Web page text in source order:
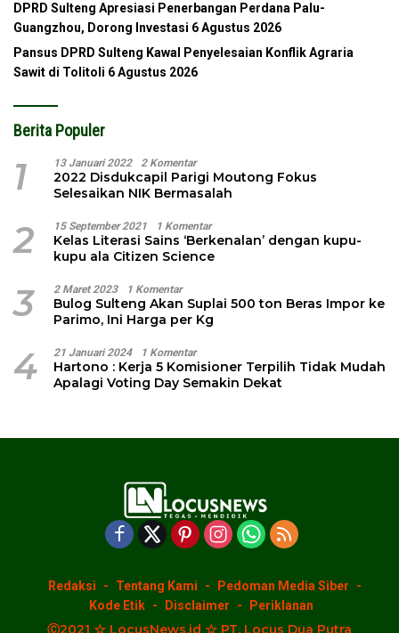
DPRD Sulteng Apresiasi Penerbangan Perdana Palu-
Guangzhou, Dorong Investasi 6 Agustus 2026
Pansus DPRD Sulteng Kawal Penyelesaian Konflik Agraria
Sawit di Tolitoli 6 Agustus 2026
Berita Populer
1 13 Januari 2022 2 Komentar
2022 Disdukcapil Parigi Moutong Fokus
Selesaikan NIK Bermasalah
2 15 September 2021 1 Komentar
Kelas Literasi Sains ‘Berkenalan’ dengan kupu-
kupu ala Citizen Science
3 2 Maret 2023 1 Komentar
Bulog Sulteng Akan Suplai 500 ton Beras Impor ke
Parimo, Ini Harga per Kg
4 21 Januari 2024 1 Komentar
Hartono : Kerja 5 Komisioner Terpilih Tidak Mudah
Apalagi Voting Day Semakin Dekat
Redaksi Tentang Kami
Pedoman Media Siber
Kode Etik
Disclaimer Periklanan
Ⓒ2021 ☆ LocusNews.id ☆ PT. Locus Dua Putra